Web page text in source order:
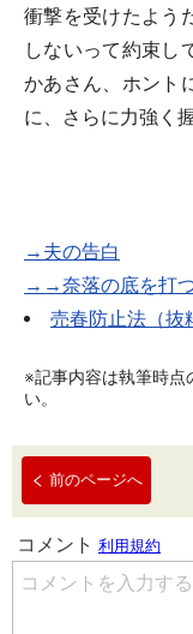
衝撃を受けたよう
しないって約束し
かあさん、ホント
に、さらに力強く
→夫の告白
→→奈落の底を打
売春防止法（抜
※記事内容は執筆時点
い。
前のページへ